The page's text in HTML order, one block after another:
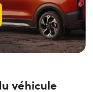
véhicule